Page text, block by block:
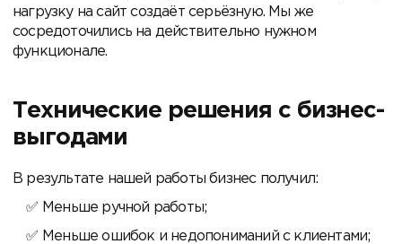
нагрузку на сайт создаёт серьёзную. Мы же
сосредоточились на действительно нужном
функционале.
Технические решения с бизнес-
выгодами
В результате нашей работы бизнес получил:
Меньше ручной работы;
Меньше ошибок и недопониманий с клиентами;